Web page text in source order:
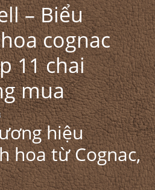
– Biểu
cognac
11 chai
mua
hiệu
hoa từ Cognac,